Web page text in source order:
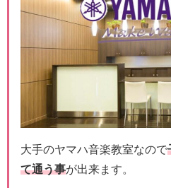
大手のヤマハ音楽教室なので
て通う事が出来ます。